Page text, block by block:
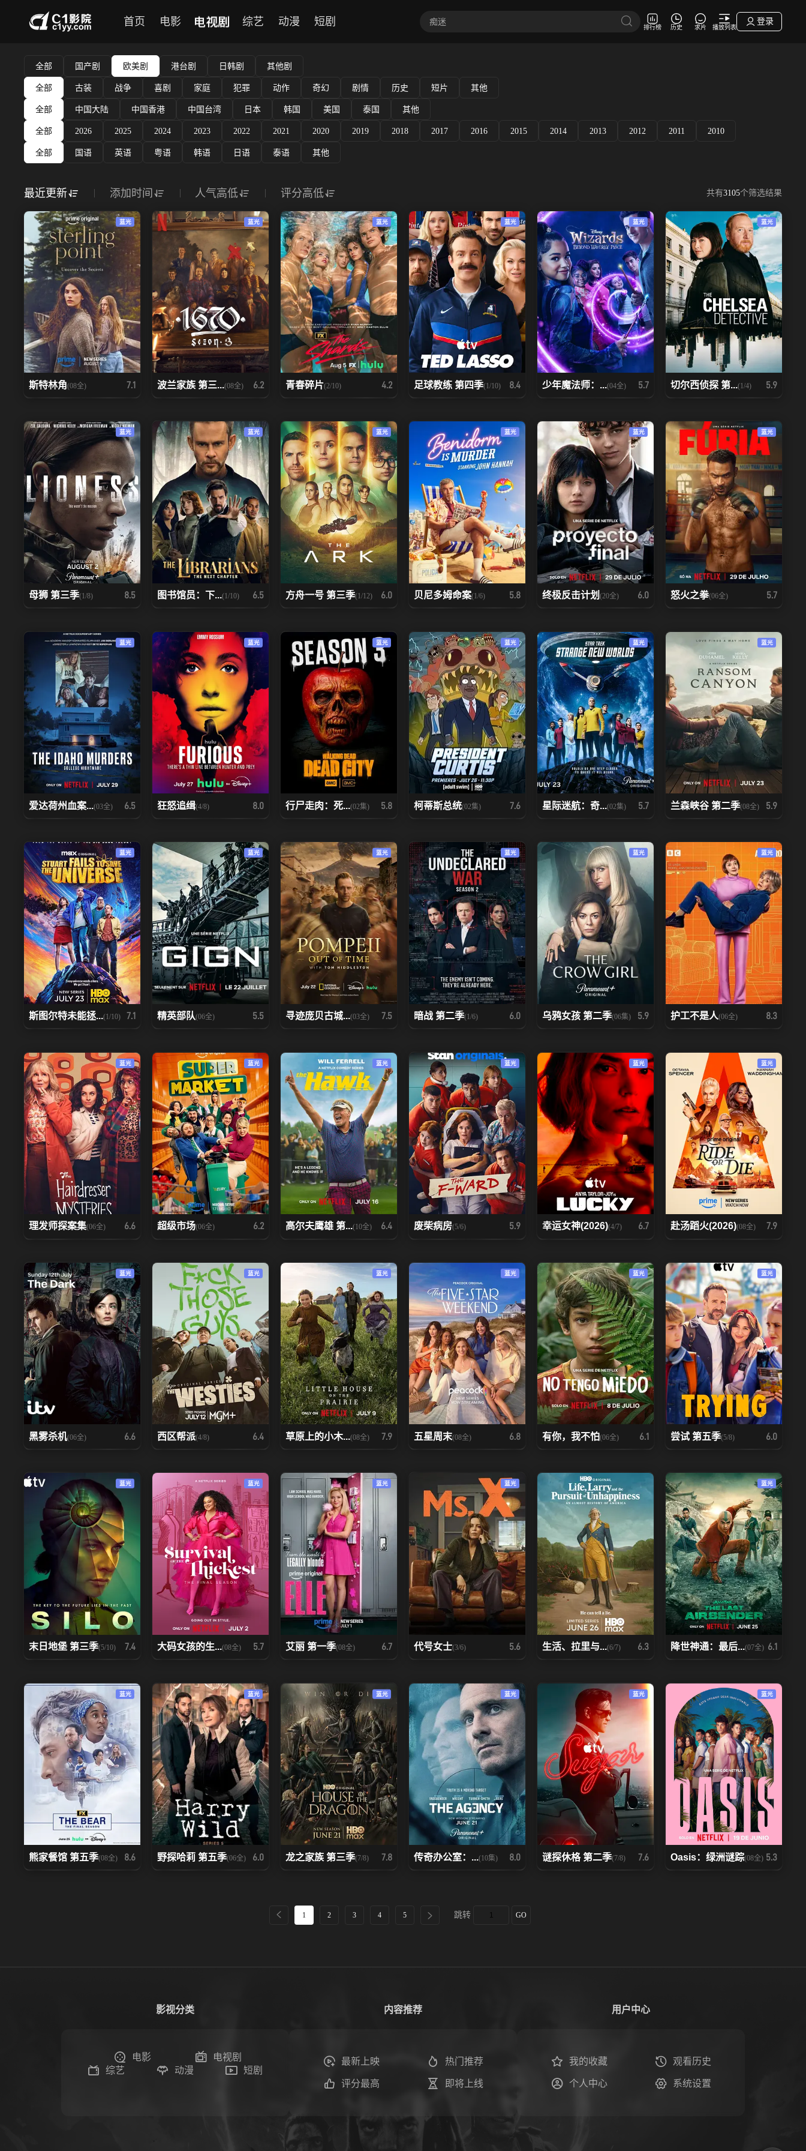
首页 电影 电视剧 综艺 动漫 短剧 排行榜 历史 求片 播放列表
登录
全部 国产剧 欧美剧 港台剧 日韩剧 其他剧
全部 古装 战争 喜剧 家庭 犯罪 动作 奇幻 剧情 历史 短片 其他
全部 中国大陆 中国香港 中国台湾 日本 韩国 美国 泰国 其他
全部 2026 2025 2024 2023 2022 2021 2020 2019 2018 2017 2016 2015 2014 2013 2012 2011 2010
全部 国语 英语 粤语 韩语 日语 泰语 其他
最近更新 添加时间 人气高低 评分高低 共有3105个筛选结果
蓝光
斯特林角(08全) 7.1
蓝光
波兰家族 第三...(08全) 6.2
蓝光
青春碎片(2/10) 4.2
蓝光
足球教练 第四季(1/10) 8.4
蓝光
少年魔法师：...(04全) 5.7
蓝光
切尔西侦探 第...(1/4) 5.9
蓝光
母狮 第三季(1/8) 8.5
蓝光
图书馆员：下...(1/10) 6.5
蓝光
方舟一号 第三季(1/12) 6.0
蓝光
贝尼多姆命案(1/6) 5.8
蓝光
终极反击计划 (20全) 6.0
蓝光
怒火之拳(06全) 5.7
蓝光
爱达荷州血案...(03全) 6.5
蓝光
狂怒追缉(4/8) 8.0
蓝光
行尸走肉：死...(02集) 5.8
蓝光
柯蒂斯总统(02集) 7.6
蓝光
星际迷航：奇...(02集) 5.7
蓝光
兰森峡谷 第二季(08全) 5.9
蓝光
斯图尔特未能拯...(1/10) 7.1
蓝光
精英部队(06全) 5.5
蓝光
寻迹庞贝古城...(03全) 7.5
蓝光
暗战 第二季(1/6) 6.0
蓝光
乌鸦女孩 第二季(06集) 5.9
蓝光
护工不是人(06全) 8.3
蓝光
理发师探案集(06全) 6.6
蓝光
超级市场(06全) 6.2
蓝光
高尔夫鹰雄 第...(10全) 6.4
蓝光
废柴病房(5/6) 5.9
蓝光
幸运女神(2026)(4/7) 6.7
蓝光
赴汤蹈火(2026)(08全) 7.9
蓝光
黑雾杀机(06全) 6.6
蓝光
西区帮派(4/8) 6.4
蓝光
草原上的小木...(08全) 7.9
蓝光
五星周末(08全) 6.8
蓝光
有你，我不怕(06全) 6.1
蓝光
尝试 第五季(5/8) 6.0
蓝光
末日地堡 第三季(5/10) 7.4
蓝光
大码女孩的生...(08全) 5.7
蓝光
艾丽 第一季(08全) 6.7
蓝光
代号女士(3/6) 5.6 生活、拉里与...(6/7) 6.3
蓝光
降世神通：最后...(07全) 6.1
蓝光
熊家餐馆 第五季(08全) 8.6
蓝光
野探哈莉 第五季(06全) 6.0
蓝光
龙之家族 第三季(7/8) 7.8
蓝光
传奇办公室：...(10集) 8.0
蓝光
谜探休格 第二季(7/8) 7.6
蓝光
Oasis：绿洲谜踪(08全) 5.3
1 2 3 4 5 跳转 GO
影视分类
电影
电视剧
综艺
动漫 短剧
内容推荐
最新上映 热门推荐
评分最高 即将上线
用户中心
我的收藏 观看历史
个人中心 系统设置